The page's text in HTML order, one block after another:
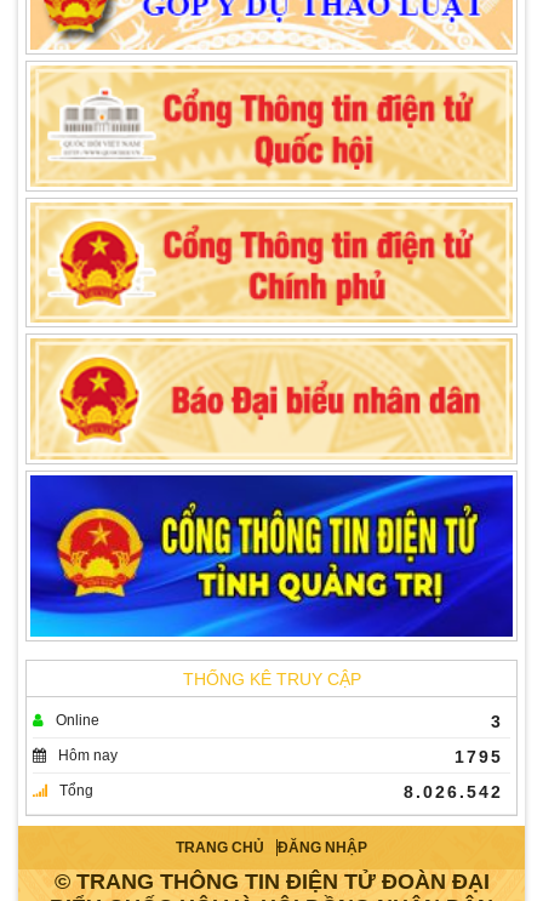
THỐNG KÊ TRUY CẬP
Online 3
Hôm nay 1795
Tổng 8.026.542
TRANG CHỦ ĐĂNG NHẬP
© TRANG THÔNG TIN ĐIỆN TỬ ĐOÀN ĐẠI